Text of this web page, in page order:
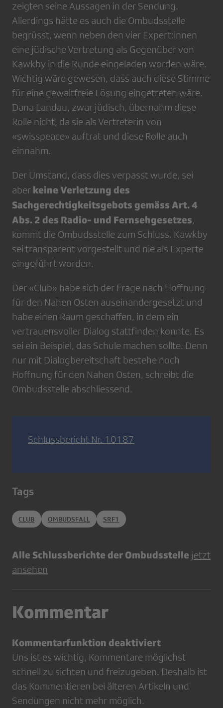
zeigten seine Aussagen in der Sendung.
Allerdings hätte es auch die Ombudsstelle
begrüsst, wenn neben den vier Expert:innen
eine jüdische Vertretung als Gegenüber von
Kawkby in die Runde eingeladen worden wäre.
Wichtig wäre gewesen, dass auch diese Stimme
für eine gewaltfreie Lösung eingetreten wäre.
Dana Landau, zwar jüdisch, übernahm diese
Rolle nicht, da sie als Vertreterin von
«swisspeace» auftrat und diese Rolle auch
einnahm.
Der Umstand, dass dies verpasst wurde, sei
aber keine Verletzung des
Sachgerechtigkeitsgebots gemäss Art. 4
Abs. 2 des Radio- und Fernsehgesetzes,
kommt die Ombudsstelle zum Schluss. Kawkby
sei transparent vorgestellt und nie als Experte
eingeführt worden.
Der «Club» habe sich der Frage nach Hoffnung
für den Nahen Osten auseinandergesetzt und
habe einen Raum geschaffen, in dem ein
vertrauensvoller Dialog stattfinden konnte. Es
sei ein Beispiel, das Schule machen sollte. Denn
nur mit Dialogbereitschaft bestehe noch
Hoffnung für den Nahen Osten, schreibt die
Ombudsstelle abschliessend.
Schlussbericht Nr. 10187
Tags
CLUB OMBUDSFALL SRF1
Alle Schlussberichte der Ombudsstelle jetzt
ansehen
Kommentar
Kommentarfunktion deaktiviert
Uns ist es wichtig, Kommentare möglichst
schnell zu sichten und freizugeben. Deshalb ist
das Kommentieren bei älteren Artikeln und
Sendungen nicht mehr möglich.